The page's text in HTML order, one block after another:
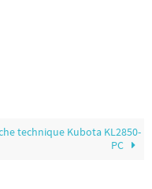
technique Kubota KL2850-
PC